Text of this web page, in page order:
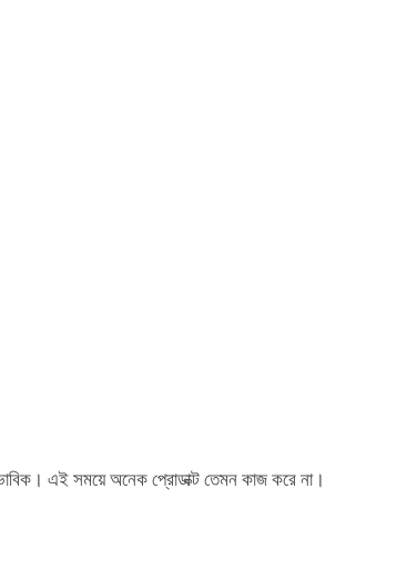
এই সময়ে অনেক প্রোডাক্ট তেমন কাজ করে না।